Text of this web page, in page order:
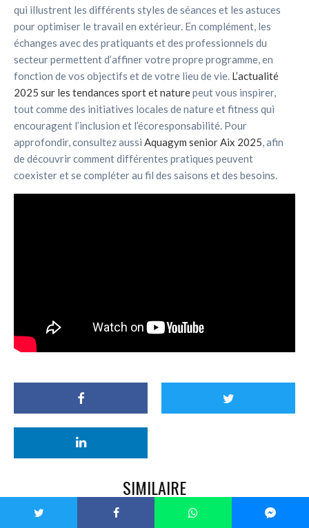
qui illustrent les différents styles de séances et les astuces
pour optimiser le travail en extérieur. En complément, les
échanges avec des pratiquants et des professionnels du
secteur permettent d’affiner votre propre programme, en
fonction de vos objectifs et de votre lieu de vie. L’actualité
2025 sur les tendances sport et naturepeut vous inspirer,
tout comme des initiatives locales de nature et fitness qui
encouragent l’inclusion et l’écoresponsabilité. Pour
approfondir, consultez aussi Aquagym senior Aix 2025, afin
de découvrir comment différentes pratiques peuvent
coexister et se compléter au fil des saisons et des besoins.
SIMILAIRE